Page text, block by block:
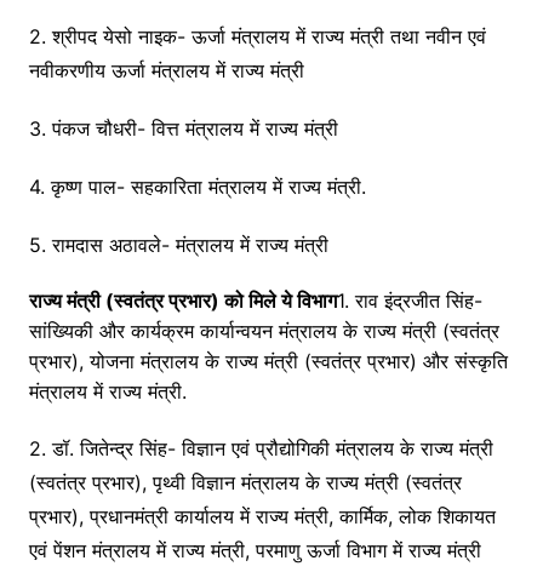
2. श्रीपद येसो नाइक- ऊर्जा मंत्रालय में राज्य मंत्री तथा नवीन एवं
नवीकरणीय ऊर्जा मंत्रालय में राज्य मंत्री
3. पंकज चौधरी- वित्त मंत्रालय में राज्य मंत्री
4. कृष्ण पाल- सहकारिता मंत्रालय में राज्य मंत्री.
5. रामदास अठावले- मंत्रालय में राज्य मंत्री
राज्य मंत्री (स्वतंत्र प्रभार) को मिले ये विभाग1. राव इंद्रजीत सिंह-
सांख्यिकी और कार्यक्रम कार्यान्वयन मंत्रालय के राज्य मंत्री (स्वतंत्र
प्रभार), योजना मंत्रालय के राज्य मंत्री (स्वतंत्र प्रभार) और संस्कृति
मंत्रालय में राज्य मंत्री.
2. डॉ. जितेन्द्र सिंह- विज्ञान एवं प्रौद्योगिकी मंत्रालय के राज्य मंत्री
(स्वतंत्र प्रभार), पृथ्वी विज्ञान मंत्रालय के राज्य मंत्री (स्वतंत्र
प्रभार), प्रधानमंत्री कार्यालय में राज्य मंत्री, कार्मिक, लोक शिकायत
एवं पेंशन मंत्रालय में राज्य मंत्री, परमाणु ऊर्जा विभाग में राज्य मंत्री